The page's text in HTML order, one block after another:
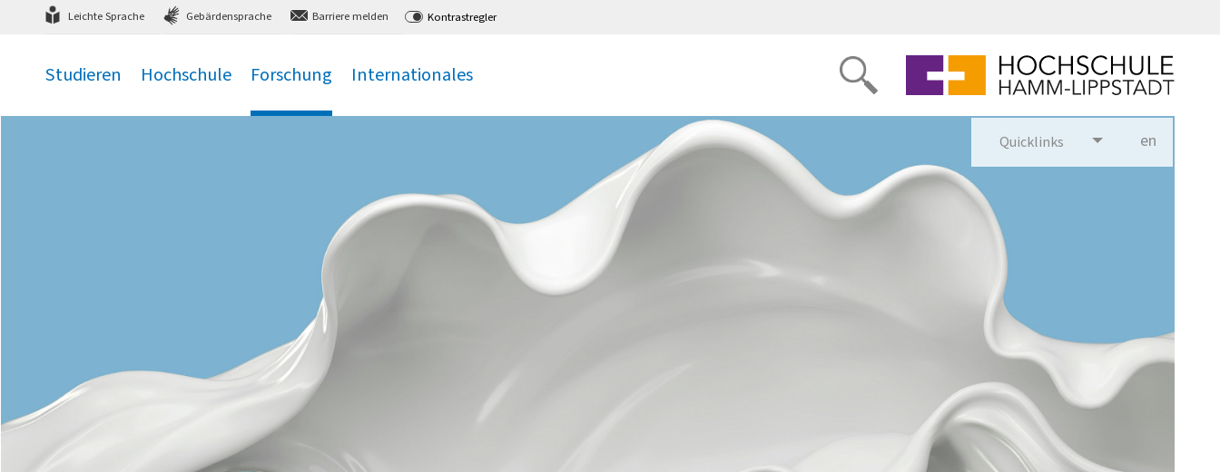
zum Hauptmenü zum Inhalt,
Leichte Sprache Gebärdensprache Barriere melden Kontrastregler
Studieren Hochschule Forschung Internationales
Quicklinks en